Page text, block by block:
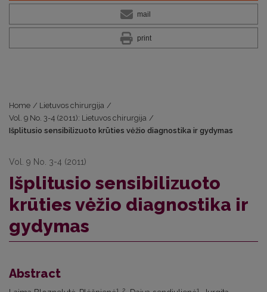
mail
print
Home / Lietuvos chirurgija /
Vol. 9 No. 3-4 (2011): Lietuvos chirurgija /
Išplitusio sensibilizuoto krūties vėžio diagnostika ir gydymas
Vol. 9 No. 3-4 (2011)
Išplitusio sensibilizuoto
krūties vėžio diagnostika ir
gydymas
Abstract
1, 2, 1